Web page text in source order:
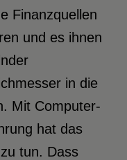
Finanzquellen
und es ihnen
in die
Mit Computer-
hat das
tun. Dass